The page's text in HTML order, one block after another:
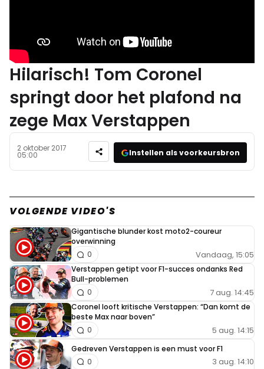
Hilarisch! Tom Coronel
springt door het plafond na
zege Max Verstappen
2 oktober 2017
05:00 Instellen als voorkeursbron
VOLGENDE VIDEO'S
Gigantische blunder kost moto2-coureur
overwinning
Vandaag, 15:05
0
Verstappen getipt voor F1-succes ondanks Red
Bull-problemen
7 aug. 14:45
0
Coronel looft kritische Verstappen: “Dan komt de
beste Max naar boven”
5 aug. 14:15
0
Gedreven Verstappen is een must voor F1
3 aug. 14:10
0